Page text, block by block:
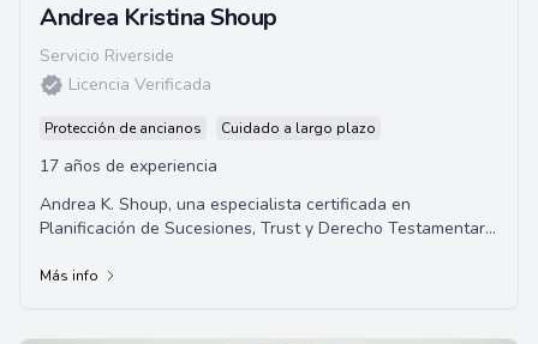
Andrea Kristina Shoup
Servicio Riverside
Licencia Verificada
Protección de ancianos Cuidado a largo plazo
17 años de experiencia
Andrea K. Shoup, una especialista certificada en
Planificación de Sucesiones, Trust y Derecho Testamentario
Más info